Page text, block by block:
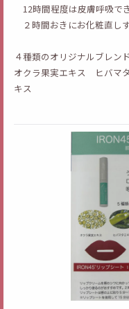
12時間程度は皮膚呼吸でき
２時間おきにお化粧直し
４種類のオリジナルブレン
オクラ果実エキス ヒバマ
キス